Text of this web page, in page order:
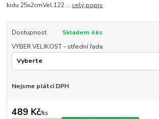
kidu 25x2cmVel.122 ... celý popis
Dostupnost
Skladem 4 ks
VYBER VELIKOST - střední řada
Nejsme plátci DPH
489 Kč/ks